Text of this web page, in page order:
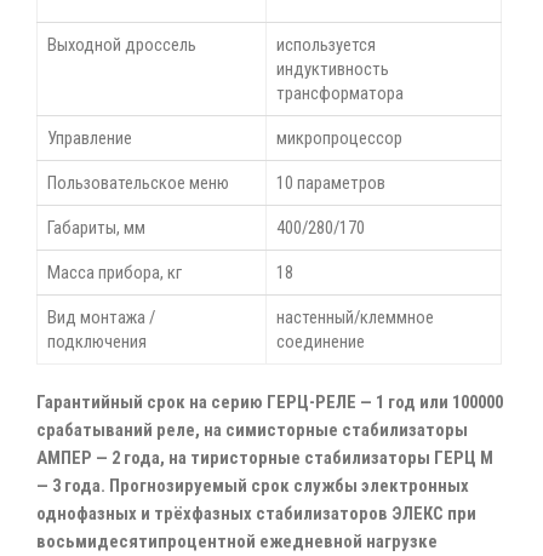
Выходной дроссель
используется
индуктивность
трансформатора
Управление микропроцессор
Пользовательское меню 10 параметров
Габариты, мм 400/280/170
Масса прибора, кг 18
Вид монтажа /
подключения
настенный/клеммное
соединение
Гарантийный срок на серию ГЕРЦ-РЕЛЕ — 1 год или 100000
срабатываний реле, на симисторные стабилизаторы
АМПЕР — 2 года, на тиристорные стабилизаторы ГЕРЦ М
— 3 года. Прогнозируемый срок службы электронных
однофазных и трёхфазных стабилизаторов ЭЛЕКС при
восьмидесятипроцентной ежедневной нагрузке